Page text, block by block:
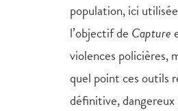
population, ici
l’objectif de Capture
violences policières,
quel point ces outils
définitive, dangereux